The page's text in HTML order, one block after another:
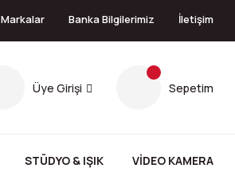
Markalar Banka Bilgilerimiz İletişim
Üye Girişi Sepetim
STÜDYO & IŞIK VİDEO KAMERA